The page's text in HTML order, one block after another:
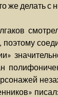
же делать с
поэтому